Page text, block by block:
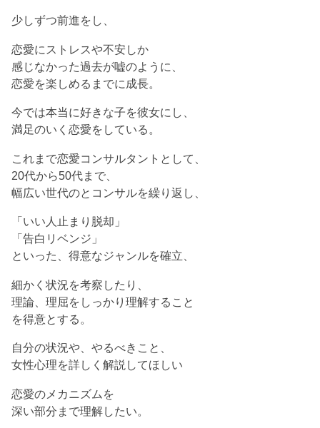
少しずつ前進をし、
恋愛にストレスや不安しか
感じなかった過去が嘘のように、
恋愛を楽しめるまでに成長。
今では本当に好きな子を彼女にし、
満足のいく恋愛をしている。
これまで恋愛コンサルタントとして、
20代から50代まで、
幅広い世代のとコンサルを繰り返し、
「いい人止まり脱却」
「告白リベンジ」
といった、得意なジャンルを確立、
細かく状況を考察したり、
理論、理屈をしっかり理解すること
を得意とする。
自分の状況や、やるべきこと、
女性心理を詳しく解説してほしい
恋愛のメカニズムを
深い部分まで理解したい。